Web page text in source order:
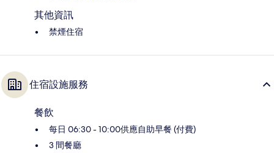
其他資訊
禁煙住宿
住宿設施服務
餐飲
每日 06:30 - 10:00供應自助早餐 (付費)
3 間餐廳